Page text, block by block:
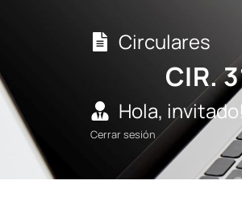
Circulares
CIR.
Hola, invitado!
Cerrar sesión